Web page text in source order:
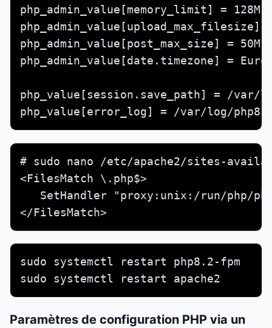
php_admin_value[memory_limit] = 128M
php_admin_value[upload_max_filesize]
php_admin_value[post_max_size] = 50M
php_admin_value[date.timezone] =
php_value[session.save_path] = /var/
php_value[error_log] = /var/log/
# sudo nano /etc/apache2/sites-
<FilesMatch \.php$>
SetHandler "proxy:unix:/run/php/
</FilesMatch>
sudo systemctl restart php8.2-fpm
sudo systemctl restart apache2
Paramètres de configuration PHP via un